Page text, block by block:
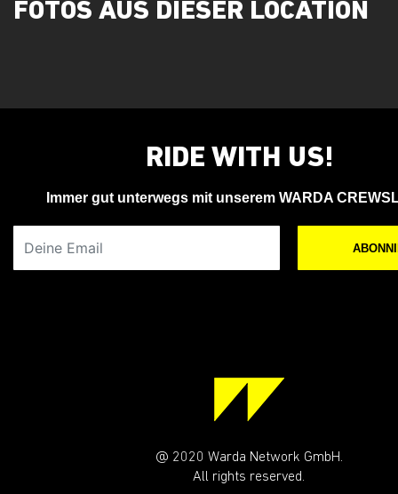
FOTOS AUS DIESER LOCATION
RIDE WITH US!
Immer gut unterwegs mit unserem WARDA
@ 2020 Warda Network GmbH.
All rights reserved.